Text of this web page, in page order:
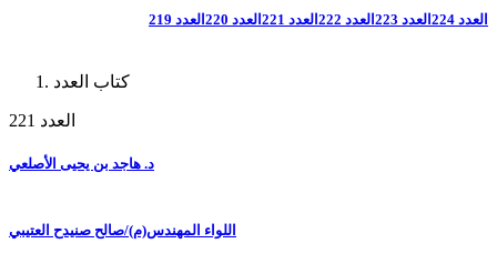
العدد 224 العدد 223 العدد 222 العدد 221 العدد 220 العدد 219
كتاب العدد
العدد 221
د. هاجد بن يحيى الأصلعي
اللواء المهندس(م)/صالح صنيدح العتيبي